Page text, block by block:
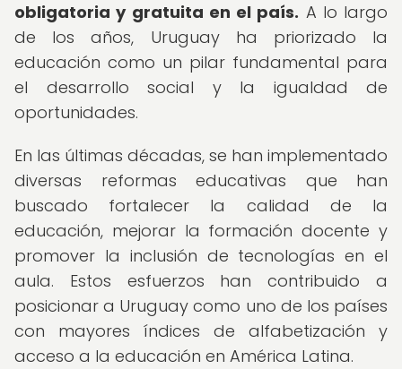
obligatoria y gratuita en el país. A lo largo
de los años, Uruguay ha priorizado la
educación como un pilar fundamental para
el desarrollo social y la igualdad de
oportunidades.
En las últimas décadas, se han implementado
diversas reformas educativas que han
buscado fortalecer la calidad de la
educación, mejorar la formación docente y
promover la inclusión de tecnologías en el
aula. Estos esfuerzos han contribuido a
posicionar a Uruguay como uno de los países
con mayores índices de alfabetización y
acceso a la educación en América Latina.